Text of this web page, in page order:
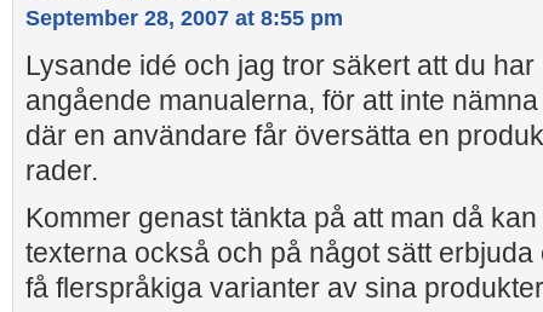
September 28, 2007 at 8:55 pm
Lysande idé och jag tror säkert att du har
angående manualerna, för att inte
där en användare får översätta en
rader.
Kommer genast tänkta på att man då
texterna också och på något sätt
få flerspråkiga varianter av sina